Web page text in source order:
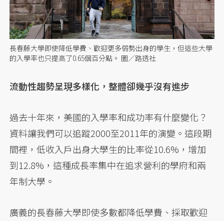
長春藤大學即使降低學費、歡迎更多弱勢出身的學生，但這些大學
的入學率也只提高了0.65個百分點。 圖／路透社
流動性趨勢呈現多樣化，整體卻幾乎沒有進步
過去十年來，美國的入學率和成功率有什麼變化？
資料讓我們可以追蹤2000至2011年的演變。這段期
間裡，低收入戶出身大學生的比率從10.6%，增加
到12.8%，這種成長率集中在追求營利的學府和兩
年制大學。
廣義的長春藤大學即使多數都降低學費、採取歡迎